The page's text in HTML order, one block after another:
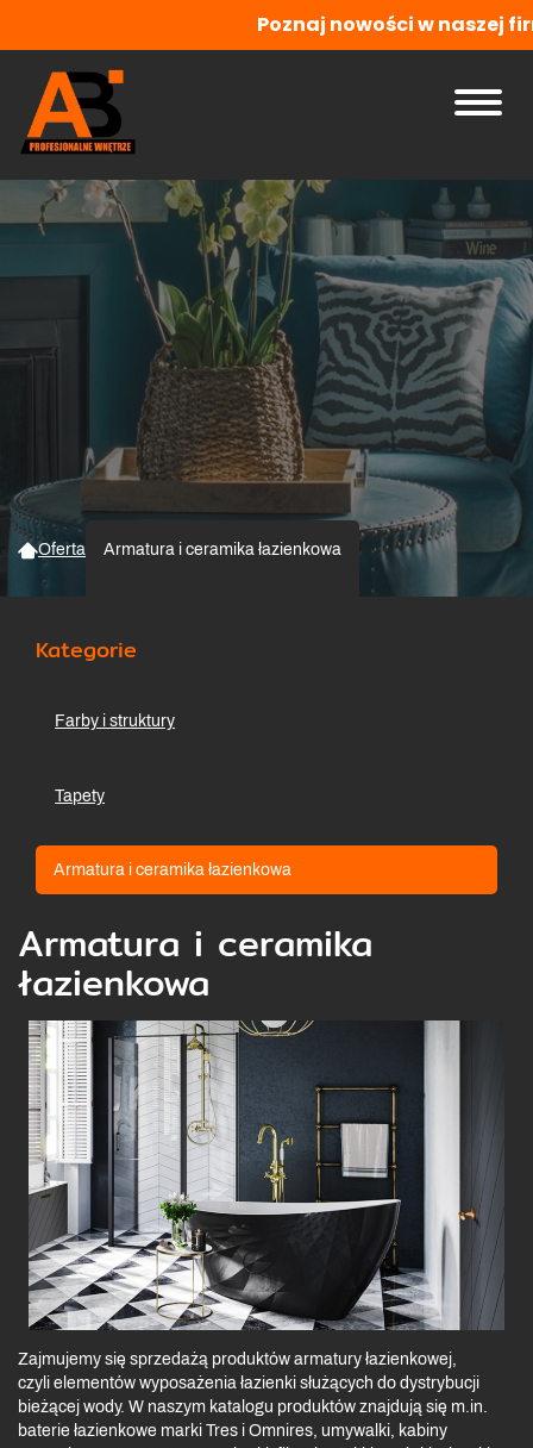
Poznaj nowości w naszej
Oferta Armatura i ceramika łazienkowa
Kategorie
Farby i struktury
Tapety
Armatura i ceramika łazienkowa
Armatura i ceramika
łazienkowa
Zajmujemy się sprzedażą produktów armatury łazienkowej,
czyli elementów wyposażenia łazienki służących do dystrybucji
bieżącej wody. W naszym katalogu produktów znajdują się m.in.
baterie łazienkowe marki Tres i Omnires, umywalki, kabiny